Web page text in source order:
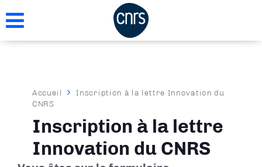
au
Fil
d'Ariane
Accueil
Inscription à la lettre Innovation du
CNRS
Inscription à la lettre
Innovation du CNRS